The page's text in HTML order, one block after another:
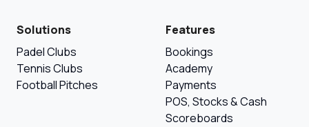
Solutions
Padel Clubs
Tennis Clubs
Football Pitches
Features
Bookings
Academy
Payments
POS, Stocks & Cash
Scoreboards